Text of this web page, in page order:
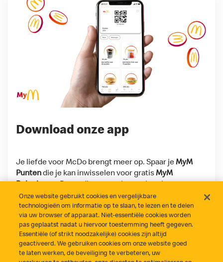
Download onze app
Je liefde voor McDo brengt meer op. Spaar jeMyM
Puntendie je kan inwisselen voor gratisMyM
Beloningen. Bovendien scoor je regelmatig
exclusieveMyM Dealsen toffe extra's, enkel voor
onze app-gebruikers!
Download on the App StoreGet it on Google Play
Onze website gebruikt cookies en vergelijkbare
technologieën om informatie op te slaan, te lezen en te delen
via uw browser of apparaat. Niet-essentiële cookies worden
pas geplaatst nadat u hiervoor toestemming heeft gegeven.
Essentiële (of strikt noodzakelijke) cookies zijn altijd
geactiveerd. We gebruiken cookies om onze website goed
te laten werken, de beveiliging te verbeteren, uw